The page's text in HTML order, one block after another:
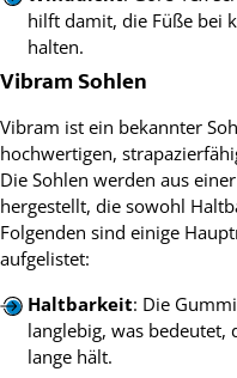
hilft damit, die Füße bei
halten.
Vibram Sohlen
Vibram ist ein bekannter
hochwertigen,
Die Sohlen werden aus
hergestellt, die sowohl
Folgenden sind einige
aufgelistet:
Haltbarkeit: Die
langlebig, was bedeutet,
lange hält.